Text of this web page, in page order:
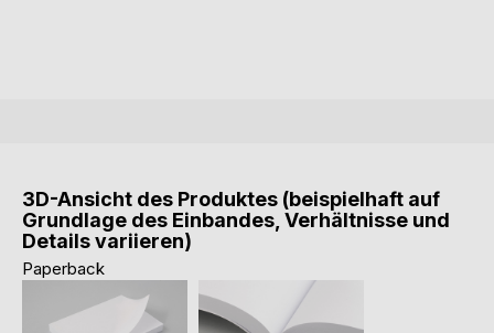
3D-Ansicht des Produktes (beispielhaft auf
Grundlage des Einbandes, Verhältnisse und
Details variieren)
Paperback